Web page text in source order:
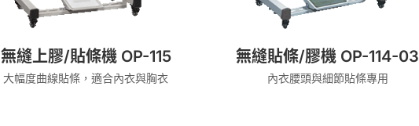
無縫上膠/貼條機 OP-115
大幅度曲線貼條，適合內衣與胸衣
無縫貼條/膠機 OP-114-03
內衣腰頭與細節貼條專用